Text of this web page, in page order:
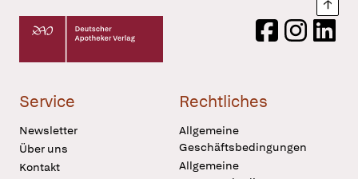
Deutscher Apotheker Verlag Logo
FacebookInstagram
Service
Newsletter
Über uns
Kontakt
Rechtliches
Allgemeine
Geschäftsbedingungen
Allgemeine